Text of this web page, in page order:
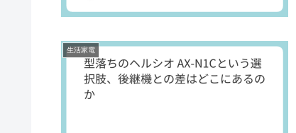
生活家電